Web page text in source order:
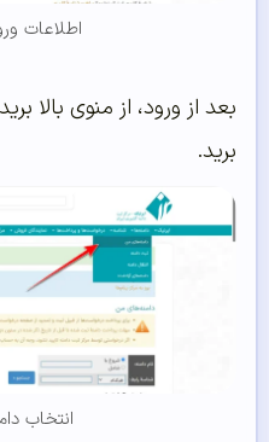
اطلاعات
بعد از ورود، از منوی بالا
برید.
انتخاب